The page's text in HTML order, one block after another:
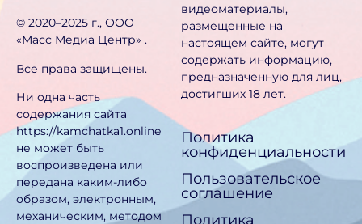
©️ 2020–2025 г., ООО
«Масс Медиа Центр» .
Все права защищены.
Ни одна часть
содержания сайта
https://kamchatka1.online
не может быть
воспроизведена или
передана каким-либо
образом, электронным,
механическим, методом
видеоматериалы,
размещенные на
настоящем сайте, могут
содержать информацию,
предназначен­ную для лиц,
достигших 18 лет.
Политика
конфиденциальности
Пользовательское
соглашение
Политика